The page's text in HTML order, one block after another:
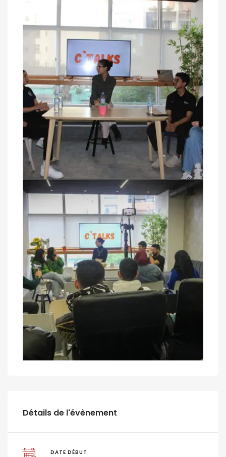
Détails de l'évènement
DATE DÉBUT